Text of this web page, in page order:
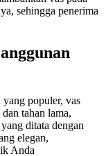
sehingga penerima
populer, vas
tahan lama,
ditata dengan
elegan,
Anda